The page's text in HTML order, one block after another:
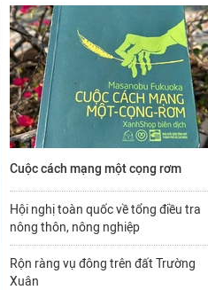
Cuộc cách mạng một cọng rơm
Hội nghị toàn quốc về tổng điều tra
nông thôn, nông nghiệp
Rộn ràng vụ đông trên đất Trường
Xuân